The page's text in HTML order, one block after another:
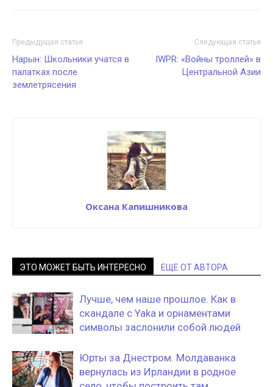
Предыдущая статья
Нарын: Школьники учатся в
палатках после
землетрясения
Следующая статья
IWPR: «Войны троллей» в
Центральной Азии
Оксана Капишникова
ЭТО МОЖЕТ БЫТЬ ИНТЕРЕСНО ЕЩЕ ОТ АВТОРА
Лучше, чем наше прошлое. Как в
скандале с Yaka и орнаментами
символы заслонили собой людей
Юрты за Днестром. Молдаванка
вернулась из Ирландии в родное